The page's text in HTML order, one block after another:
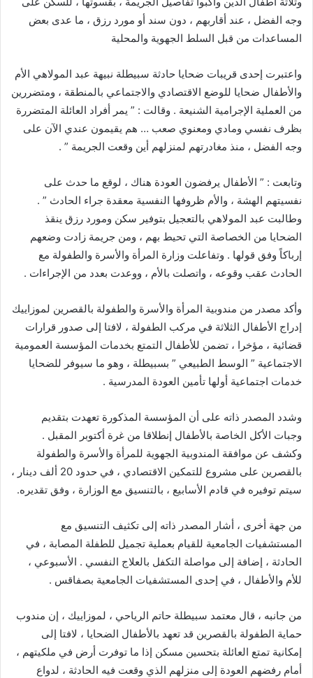
وجه الفضل ، عند أقاربهم ، دون سند أو مورد رزق ، ما عدى بعض
المساعدات من قبل السلط الجهوية والمحلية
واعتبرت إحدى قريبات ضحايا حادثة سبيطلة نبيهة عبد المولاهي الأم
والأطفال ضحايا للوضع الاقتصادي والاجتماعي بالمنطقة ، ومتضررين
من العملية الإجرامية الشنيعة . وقالت : ” يمر أفراد العائلة المتضررة
بظرف نفسي ومادي ومعنوي صعب … هم يقيمون عندي الآن على
وجه الفضل ، منذ مغادرتهم لمنزلهم أين وقعت الجريمة ” .
وتابعت : ” الأطفال يرفضون العودة هناك ، لوقع ما حدث على
نفسيتهم الهشة ، والأم ظروفها النفسية معقدة جراء الحادث ” .
وطالبت عبد المولاهي بالتعجيل بتوفير سكن ومورد رزق ينقذ
الضحايا من الخصاصة التي تحيط بهم ، ومن جريمة زادت وضعهم
إرباكاً وفق قولها . وتفاعلت وزارة المرأة والأسرة والطفولة مع
الحادث عقب وقوعه ، واتصلت بالأم ، ووعدت بعدد من الإجراءات .
وأكد مصدر من مندوبية المرأة والأسرة والطفولة بالقصرين لموزاييك
إدراج الأطفال الثلاثة في مركب الطفولة ، لافتا إلى صدور قرارات
قضائية ، مؤخرا ، تضمن للأطفال التمتع بخدمات المؤسسة العمومية
الاجتماعية ” الوسط الطبيعي ” بسبيطلة ، وهو ما سيوفر للضحايا
خدمات اجتماعية أولها تأمين العودة المدرسية .
وشدد المصدر ذاته على أن المؤسسة المذكورة تعهدت بتقديم
وجبات الأكل الخاصة بالأطفال إنطلاقا من غرة أكتوبر المقبل .
وكشف عن موافقة المندوبية الجهوية للمرأة والأسرة والطفولة
بالقصرين على مشروع للتمكين الاقتصادي ، في حدود 20 ألف دينار ،
سيتم توفيره في قادم الأسابيع ، بالتنسيق مع الوزارة ، وفق تقديره.
من جهة أخرى ، أشار المصدر ذاته إلى تكثيف التنسيق مع
المستشفيات الجامعية للقيام بعملية تجميل للطفلة المصابة ، في
الحادثة ، إضافة إلى مواصلة التكفل بالعلاج النفسي . الأسبوعي ،
للأم والأطفال ، في إحدى المستشفيات الجامعية بصفاقس .
من جانبه ، قال معتمد سبيطلة حاتم الرياحي ، لموزاييك ، إن مندوب
حماية الطفولة بالقصرين قد تعهد بالأطفال الضحايا ، لافتا إلى
إمكانية تمتع العائلة بتحسين مسكن إذا ما توفرت أرض في ملكيتهم ،
أمام رفضهم العودة إلى منزلهم الذي وقعت فيه الحادثة ، لدواع